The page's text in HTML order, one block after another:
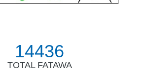
14436
TOTAL FATAWA